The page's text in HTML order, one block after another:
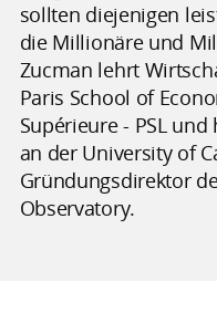
sollten diejenigen
die Millionäre und
Zucman lehrt
Paris School of
Supérieure - PSL
an der University of
Gründungsdirektor
Observatory.